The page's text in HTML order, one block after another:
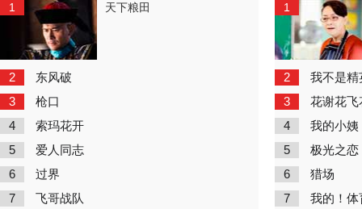
1 天下粮田
2 东风破
3 枪口
4 索玛花开
5 爱人同志
6 过界
7 飞哥战队
1
2 我不是精
3 花谢花飞
4 我的小姨
5 极光之恋
6 猎场
7 我的！体